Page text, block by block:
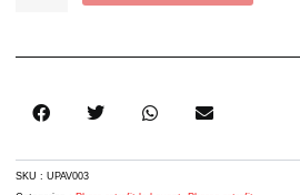
Phase
SKU : UPAV003